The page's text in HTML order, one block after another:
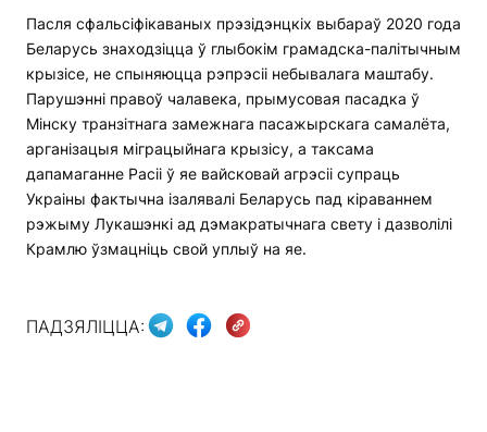
Пасля сфальсіфікаваных прэзідэнцкіх выбараў 2020 года
Беларусь знаходзіцца ў глыбокім грамадска-палітычным
крызісе, не спыняюцца рэпрэсіі небывалага маштабу.
Парушэнні правоў чалавека, прымусовая пасадка ў
Мінску транзітнага замежнага пасажырскага самалёта,
арганізацыя міграцыйнага крызісу, а таксама
дапамаганне Расіі ў яе вайсковай агрэсіі супраць
Украіны фактычна ізалявалі Беларусь пад кіраваннем
рэжыму Лукашэнкі ад дэмакратычнага свету і дазволілі
Крамлю ўзмацніць свой уплыў на яе.
ПАДЗЯЛІЦЦА: